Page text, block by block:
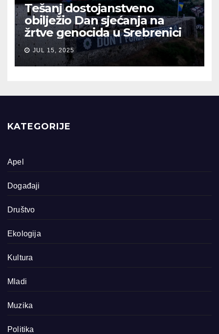
Tešanj dostojanstveno
obilježio Dan sjećanja na
žrtve genocida u Srebrenici
JUL 15, 2025
KATEGORIJE
Apel
Događaji
Društvo
Ekologija
Kultura
Mladi
Muzika
Politika